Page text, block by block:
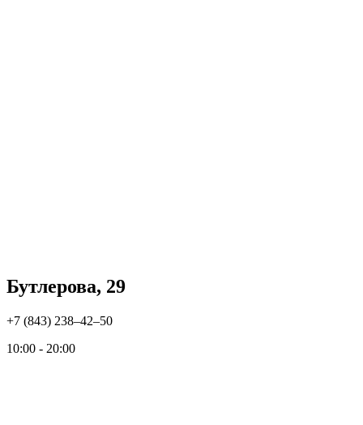
Бутлерова, 29
+7 (843) 238‒42‒50
10:00 - 20:00